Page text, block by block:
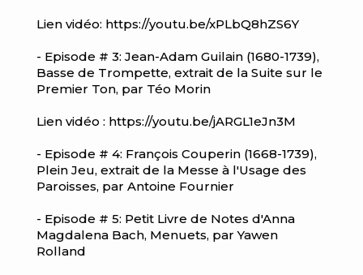
Lien vidéo: https://youtu.be/xPLbQ8hZS6Y
- Episode # 3: Jean-Adam Guilain (1680-1739),
Basse de Trompette, extrait de la Suite sur le
Premier Ton, par Téo Morin
Lien vidéo : https://youtu.be/jARGL1eJn3M
- Episode # 4: François Couperin (1668-1739),
Plein Jeu, extrait de la Messe à l'Usage des
Paroisses, par Antoine Fournier
- Episode # 5: Petit Livre de Notes d'Anna
Magdalena Bach, Menuets, par Yawen
Rolland